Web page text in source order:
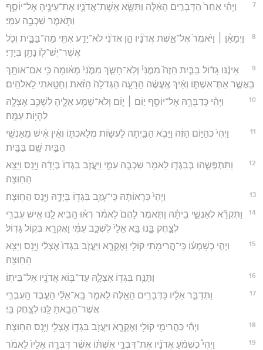
7
וַיְהִ֗י אַחַר֙ הַדְּבָרִ֣ים הָאֵ֔לֶּה וַתִּשָּׂ֧א אֵֽשֶׁת־אֲדֹנָ֛יו אֶת־עֵינֶ֖יהָ אֶל־יוֹסֵ֑ף
וַתֹּ֖אמֶר שִׁכְבָ֥ה עִמִּֽי׃
8
וַיְמָאֵ֓ן ׀ וַיֹּ֙אמֶר֙ אֶל־אֵ֣שֶׁת אֲדֹנָ֔יו הֵ֣ן אֲדֹנִ֔י לֹא־יָדַ֥ע אִתִּ֖י מַה־בַּבָּ֑יִת וְכֹ֥ל
אֲשֶׁר־יֶשׁ־ל֖וֹ נָתַ֥ן בְּיָדִֽי׃
9
אֵינֶ֨נּוּ גָד֜וֹל בַּבַּ֣יִת הַזֶּה֮ מִמֶּנִּי֒ וְלֹֽא־חָשַׂ֤ךְ מִמֶּ֙נִּי֙ מְא֔וּמָה כִּ֥י אִם־אוֹתָ֖ךְ
בַּאֲשֶׁ֣ר אַתְּ־אִשְׁתּ֑וֹ וְאֵ֨יךְ אֶֽעֱשֶׂ֜ה הָרָעָ֤ה הַגְּדֹלָה֙ הַזֹּ֔את וְחָטָ֖אתִי לֵֽאלֹהִֽים׃
10
וַיְהִ֕י כְּדַבְּרָ֥הּ אֶל־יוֹסֵ֖ף י֣וֹם ׀ י֑וֹם וְלֹא־שָׁמַ֥ע אֵלֶ֛יהָ לִשְׁכַּ֥ב אֶצְלָ֖הּ
לִהְי֥וֹת עִמָּֽהּ׃
11
וַיְהִי֙ כְּהַיּ֣וֹם הַזֶּ֔ה וַיָּבֹ֥א הַבַּ֖יְתָה לַעֲשׂ֣וֹת מְלַאכְתּ֑וֹ וְאֵ֨ין אִ֜ישׁ מֵאַנְשֵׁ֥י
הַבַּ֛יִת שָׁ֖ם בַּבָּֽיִת׃
12
וַתִּתְפְּשֵׂ֧הוּ בְּבִגְד֛וֹ לֵאמֹ֖ר שִׁכְבָ֣ה עִמִּ֑י וַיַּעֲזֹ֤ב בִּגְדוֹ֙ בְּיָדָ֔הּ וַיָּ֖נָס וַיֵּצֵ֥א
הַחֽוּצָה׃
13 וַיְהִי֙ כִּרְאוֹתָ֔הּ כִּֽי־עָזַ֥ב בִּגְד֖וֹ בְּיָדָ֑הּ וַיָּ֖נָס הַחֽוּצָה׃
14
וַתִּקְרָ֞א לְאַנְשֵׁ֣י בֵיתָ֗הּ וַתֹּ֤אמֶר לָהֶם֙ לֵאמֹ֔ר רְא֗וּ הֵ֥בִיא לָ֛נוּ אִ֥ישׁ עִבְרִ֖י
לְצַ֣חֶק בָּ֑נוּ בָּ֤א אֵלַי֙ לִשְׁכַּ֣ב עִמִּ֔י וָאֶקְרָ֖א בְּק֥וֹל גָּדֽוֹל׃
15
וַיְהִ֣י כְשָׁמְע֔וֹ כִּֽי־הֲרִימֹ֥תִי קוֹלִ֖י וָאֶקְרָ֑א וַיַּעֲזֹ֤ב בִּגְדוֹ֙ אֶצְלִ֔י וַיָּ֖נָס וַיֵּצֵ֥א
הַחֽוּצָה׃
16 וַתַּנַּ֥ח בִּגְד֖וֹ אֶצְלָ֑הּ עַד־בּ֥וֹא אֲדֹנָ֖יו אֶל־בֵּיתֽוֹ׃
17
וַתְּדַבֵּ֣ר אֵלָ֔יו כַּדְּבָרִ֥ים הָאֵ֖לֶּה לֵאמֹ֑ר בָּֽא־אֵלַ֞י הָעֶ֧בֶד הָֽעִבְרִ֛י
אֲשֶׁר־הֵבֵ֥אתָ לָּ֖נוּ לְצַ֥חֶק בִּֽי׃
18 וַיְהִ֕י כַּהֲרִימִ֥י קוֹלִ֖י וָאֶקְרָ֑א וַיַּעֲזֹ֥ב בִּגְד֛וֹ אֶצְלִ֖י וַיָּ֥נָס הַחֽוּצָה׃
19
וַיְהִי֩ כִשְׁמֹ֨עַ אֲדֹנָ֜יו אֶת־דִּבְרֵ֣י אִשְׁתּ֗וֹ אֲשֶׁ֨ר דִּבְּרָ֤ה אֵלָיו֙ לֵאמֹ֔ר